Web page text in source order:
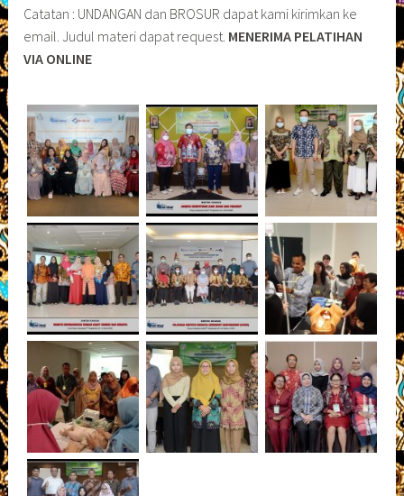
Catatan : UNDANGAN dan BROSUR dapat kami kirimkan ke
email. Judul materi dapat request. MENERIMA PELATIHAN
VIA ONLINE